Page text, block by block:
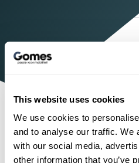
This website uses cookies
We use cookies to
and to analyse our traffic. We
with our social media,
other information that you’ve
Sinds1934
One-Stop-